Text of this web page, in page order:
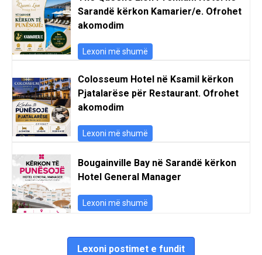
Sarandë kërkon Kamarier/e. Ofrohet
akomodim
Lexoni më shumë
Colosseum Hotel në Ksamil kërkon
Pjatalarëse për Restaurant. Ofrohet
akomodim
Lexoni më shumë
Bougainville Bay në Sarandë kërkon
Hotel General Manager
Lexoni më shumë
Lexoni postimet e fundit